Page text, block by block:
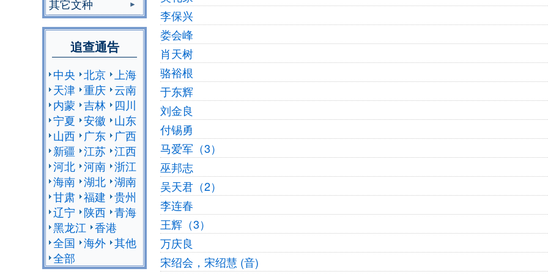
其它文种
追查通告
中央 北京 上海
天津 重庆 云南
内蒙 吉林
四川
宁夏 安徽
山东
山西
广东
广西
新疆 江苏 江西
河北 河南 浙江
海南 湖北 湖南
甘肃 福建 贵州
辽宁
陕西 青海
黑龙江 香港
全国 海外 其他
全部
李保兴
娄会峰
肖天树
骆裕根
于东辉
刘金良
付锡勇
马爱军（3）
巫邦志
吴天君（2）
李连春
王辉（3）
万庆良
宋绍会，宋绍慧 (音)